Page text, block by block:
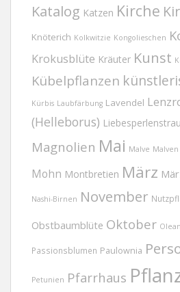
Katalog Katzen Kirche
Knöterich Kolkwitzie Kongolieschen
Krokusblüte Kräuter Kunst
Kübelpflanzen
Kürbis Laubfärbung Lavendel
(Helleborus)
Magnolien Mai Malve Malven
Mohn Montbretien März
Nashi-Birnen November
Obstbaumblüte Oktober
Passionsblumen Paulownia
Petunien Pfarrhaus